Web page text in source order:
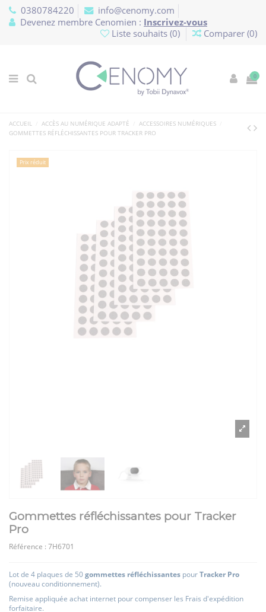
0380784220
info@cenomy.com
Devenez membre Cenomien : Inscrivez-vous
Liste souhaits (0) Comparer (0)
0
ACCUEIL ACCÈS AU NUMÉRIQUE ADAPTÉ
ACCESSOIRES NUMÉRIQUES
GOMMETTES RÉFLÉCHISSANTES POUR TRACKER PRO
Prix réduit
Gommettes réfléchissantes pour Tracker
Pro
Référence : 7H6701
Lot de 4 plaques de 50gommettes réfléchissantes pourTracker Pro
(nouveau conditionnement).
Remise appliquée achat internet pour compenser les Frais d'expédition
forfaitaire.
Panneau de gestion des cookies